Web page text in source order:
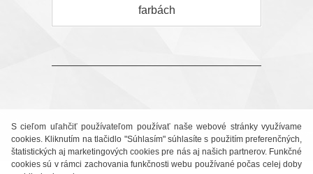
S cieľom uľahčiť používateľom používať naše webové stránky využívame
cookies. Kliknutím na tlačidlo "Súhlasím" súhlasíte s použitím preferenčných,
štatistických aj marketingových cookies pre nás aj našich partnerov. Funkčné
cookies sú v rámci zachovania funkčnosti webu používané počas celej doby
farbách